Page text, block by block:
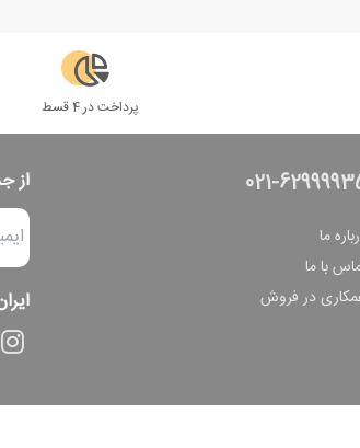
پرداخت در 4 قسط
021-
ما
با ما
در فروش
از